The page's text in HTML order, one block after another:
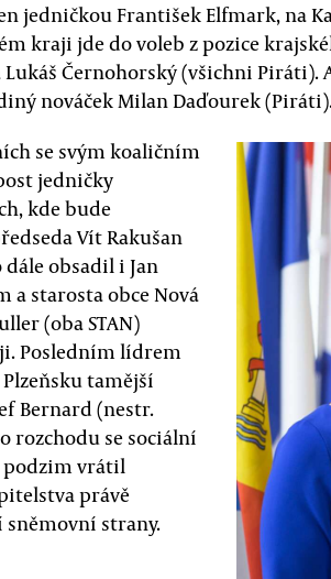
jedničkou František Elfmark, na
kraji jde do voleb z pozice
Černohorský (všichni Piráti).
nováček Milan Daďourek
se svým koaličním
jedničky
kde bude
Vít Rakušan
obsadil i Jan
a starosta obce Nová
(oba STAN)
Posledním lídrem
tamější
Bernard (nestr.
rozchodu se sociální
vrátil
právě
sněmovní strany.